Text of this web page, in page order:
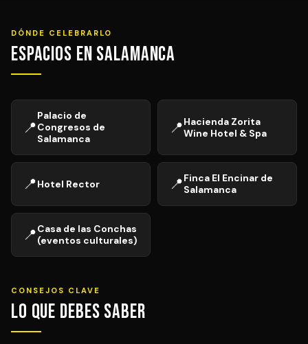
DÓNDE CELEBRARLO
Espacios en Salamanca
📍
Palacio de
Congresos de
Salamanca
📍Hacienda Zorita
Wine Hotel & Spa
📍Hotel Rector 📍Finca El Encinar de
Salamanca
📍Casa de las Conchas
(eventos culturales)
CONSEJOS CLAVE
Lo que debes saber